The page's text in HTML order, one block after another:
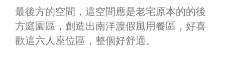
最後方的空間，這空間應是老宅原本的的後
方庭園區，創造出南洋渡假風用餐區，好喜
歡這六人座位區，整個好舒適。